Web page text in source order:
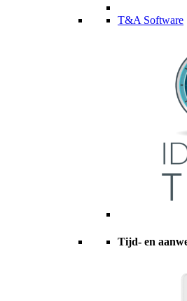
T&A Software
Tijd- en